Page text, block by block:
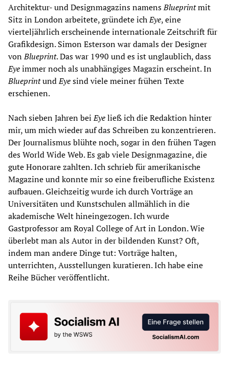
Architektur- und Designmagazins namensBlueprintmit
Sitz in London arbeitete, gründete ichEye, eine
vierteljährlich erscheinende internationale Zeitschrift für
Grafikdesign. Simon Esterson war damals der Designer
vonBlueprint. Das war 1990 und es ist unglaublich, dass
Eyeimmer noch als unabhängiges Magazin erscheint. In
BlueprintundEyesind viele meiner frühen Texte
erschienen.
Nach sieben Jahren beiEyeließ ich die Redaktion hinter
mir, um mich wieder auf das Schreiben zu konzentrieren.
Der Journalismus blühte noch, sogar in den frühen Tagen
des World Wide Web. Es gab viele Designmagazine, die
gute Honorare zahlten. Ich schrieb für amerikanische
Magazine und konnte mir so eine freiberufliche Existenz
aufbauen. Gleichzeitig wurde ich durch Vorträge an
Universitäten und Kunstschulen allmählich in die
akademische Welt hineingezogen. Ich wurde
Gastprofessor am Royal College of Art in London. Wie
überlebt man als Autor in der bildenden Kunst? Oft,
indem man andere Dinge tut: Vorträge halten,
unterrichten, Ausstellungen kuratieren. Ich habe eine
Reihe Bücher veröffentlicht.